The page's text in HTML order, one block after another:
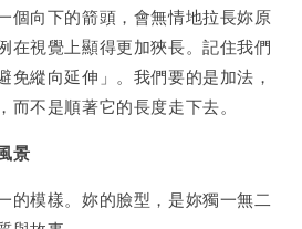
個向下的箭頭，會無情地拉長妳原
在視覺上顯得更加狹長。記住我們
免縱向延伸」。我們要的是加法，
不是順著它的長度走下去。
景
的模樣。妳的臉型，是妳獨一無二